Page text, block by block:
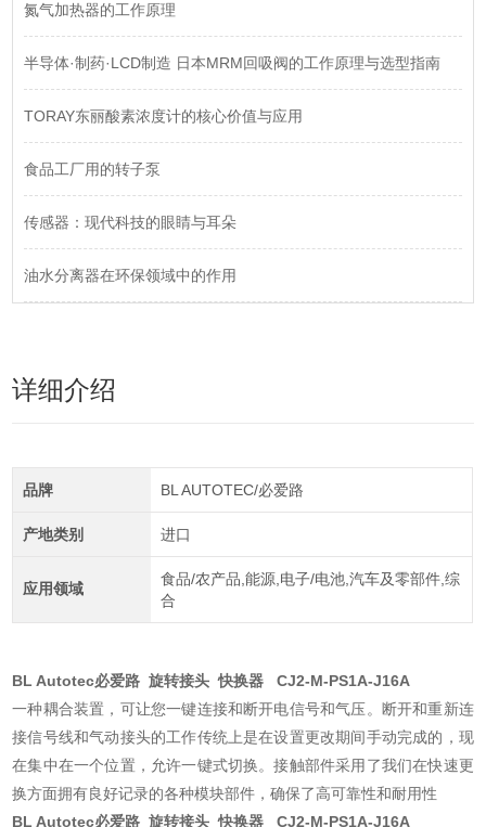
氮气加热器的工作原理
半导体·制药·LCD制造 日本MRM回吸阀的工作原理与选型指南
TORAY东丽酸素浓度计的核心价值与应用
食品工厂用的转子泵
传感器：现代科技的眼睛与耳朵
油水分离器在环保领域中的作用
详细介绍
品牌 BL AUTOTEC/必爱路
产地类别 进口
应用领域
食品/农产品,能源,电子/电池,汽车及零部件,综
合
BL Autotec必爱路 旋转接头 快换器 CJ2-M-PS1A-J16A
一种耦合装置，可让您一键连接和断开电信号和气压。断开和重新连
接信号线和气动接头的工作传统上是在设置更改期间手动完成的，现
在集中在一个位置，允许一键式切换。接触部件采用了我们在快速更
换方面拥有良好记录的各种模块部件，确保了高可靠性和耐用性
BL Autotec必爱路 旋转接头 快换器 CJ2-M-PS1A-J16A